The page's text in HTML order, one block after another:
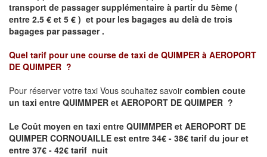
transport de passager supplémentaire à partir du 5ème (
entre 2.5 € et 5 € ) et pour les bagages au delà de trois
bagages par passager .
Quel tarif pour une course de taxi de QUIMPER à AEROPORT
DE QUIMPER ?
Pour réserver votre taxi Vous souhaitez savoir combien coute
un taxi entre QUIMMPER et AEROPORT DE QUIMPER ?
Le Coût moyen en taxi entre QUIMMPER et AEROPORT DE
QUIMPER CORNOUAILLE est entre 34€ - 38€ tarif du jour et
entre 37€ - 42€ tarif nuit